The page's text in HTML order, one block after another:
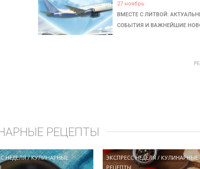
27 ноябрь
ВМЕСТЕ С ЛИТВОЙ:
СОБЫТИЯ И ВАЖНЕЙШИЕ
РЕЦЕПТЫ
НЕДЕЛЯ/КУЛИНАРНЫЕ
ЭКСПРЕСС НЕДЕЛЯ/ КУЛИНАРНЫЕ
РЕЦЕПТЫ